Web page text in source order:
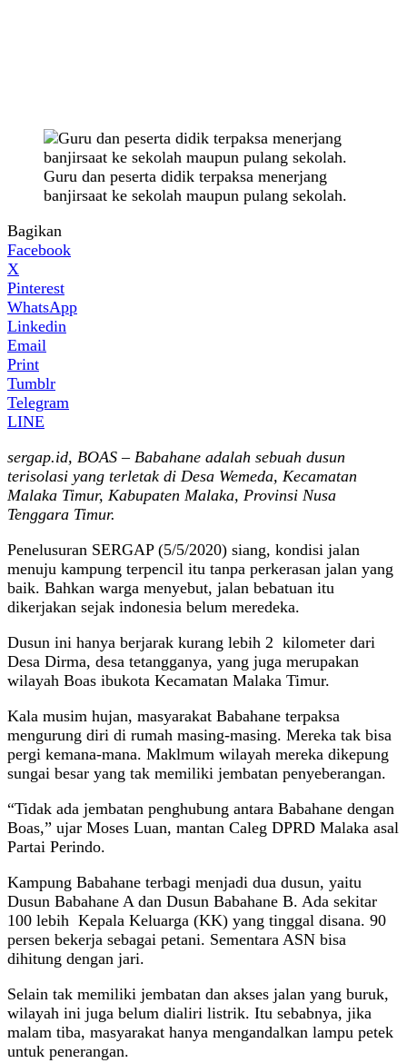
Guru dan peserta didik terpaksa menerjang
banjirsaat ke sekolah maupun pulang sekolah.
Bagikan
Facebook
X
Pinterest
WhatsApp
Linkedin
Email
Print
Tumblr
Telegram
LINE
sergap.id, BOAS – Babahane adalah sebuah dusun
terisolasi yang terletak di Desa Wemeda, Kecamatan
Malaka Timur, Kabupaten Malaka, Provinsi Nusa
Tenggara Timur.
Penelusuran SERGAP (5/5/2020) siang, kondisi jalan
menuju kampung terpencil itu tanpa perkerasan jalan yang
baik. Bahkan warga menyebut, jalan bebatuan itu
dikerjakan sejak indonesia belum meredeka.
Dusun ini hanya berjarak kurang lebih 2 kilometer dari
Desa Dirma, desa tetangganya, yang juga merupakan
wilayah Boas ibukota Kecamatan Malaka Timur.
Kala musim hujan, masyarakat Babahane terpaksa
mengurung diri di rumah masing-masing. Mereka tak bisa
pergi kemana-mana. Maklmum wilayah mereka dikepung
sungai besar yang tak memiliki jembatan penyeberangan.
“Tidak ada jembatan penghubung antara Babahane dengan
Boas,” ujar Moses Luan, mantan Caleg DPRD Malaka asal
Partai Perindo.
Kampung Babahane terbagi menjadi dua dusun, yaitu
Dusun Babahane A dan Dusun Babahane B. Ada sekitar
100 lebih Kepala Keluarga (KK) yang tinggal disana. 90
persen bekerja sebagai petani. Sementara ASN bisa
dihitung dengan jari.
Selain tak memiliki jembatan dan akses jalan yang buruk,
wilayah ini juga belum dialiri listrik. Itu sebabnya, jika
malam tiba, masyarakat hanya mengandalkan lampu petek
untuk penerangan.